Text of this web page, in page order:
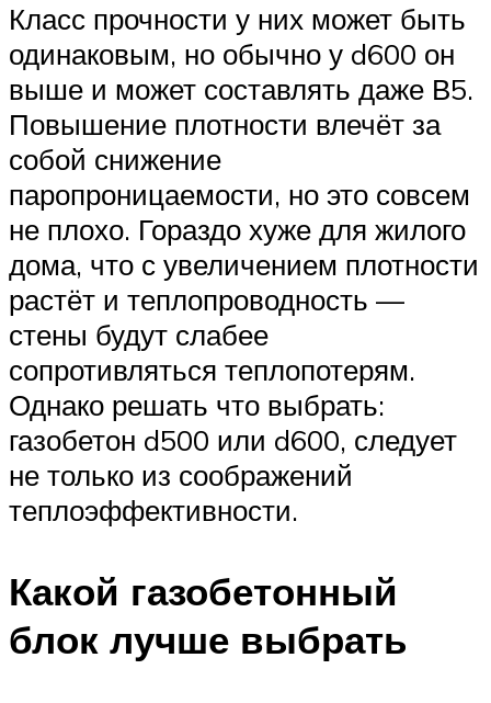
Класс прочности у них может быть
одинаковым, но обычно у d600 он
выше и может составлять даже В5.
Повышение плотности влечёт за
собой снижение
паропроницаемости, но это совсем
не плохо. Гораздо хуже для жилого
дома, что с увеличением плотности
растёт и теплопроводность —
стены будут слабее
сопротивляться теплопотерям.
Однако решать что выбрать:
газобетон d500 или d600, следует
не только из соображений
теплоэффективности.
Какой газобетонный
блок лучше выбрать